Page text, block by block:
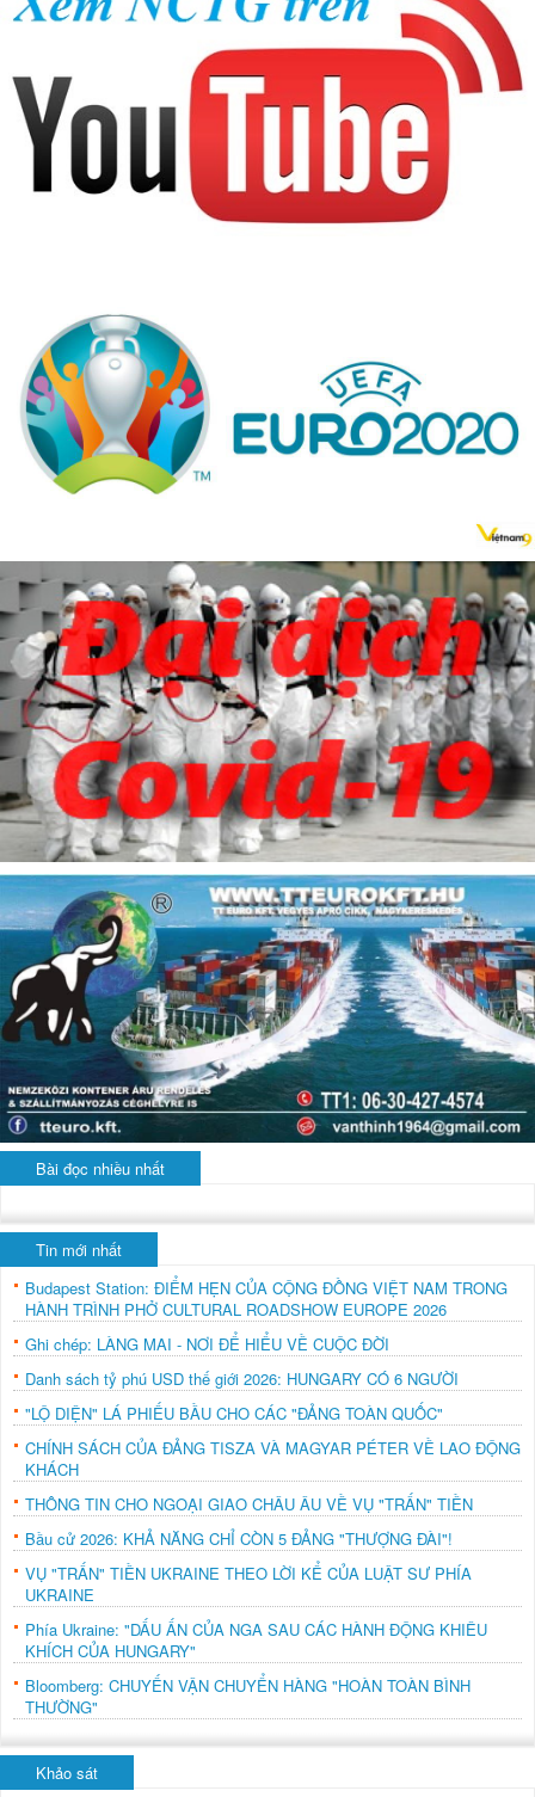
Bài đọc nhiều nhất
Tin mới nhất
Budapest Station: ĐIỂM HẸN CỦA CỘNG ĐỒNG VIỆT NAM TRONG
HÀNH TRÌNH PHỞ CULTURAL ROADSHOW EUROPE 2026
Ghi chép: LÀNG MAI - NƠI ĐỂ HIỂU VỀ CUỘC ĐỜI
Danh sách tỷ phú USD thế giới 2026: HUNGARY CÓ 6 NGƯỜI
"LỘ DIỆN" LÁ PHIẾU BẦU CHO CÁC "ĐẢNG TOÀN QUỐC"
CHÍNH SÁCH CỦA ĐẢNG TISZA VÀ MAGYAR PÉTER VỀ LAO ĐỘNG
KHÁCH
THÔNG TIN CHO NGOẠI GIAO CHÂU ÂU VỀ VỤ "TRẤN" TIỀN
Bầu cử 2026: KHẢ NĂNG CHỈ CÒN 5 ĐẢNG "THƯỢNG ĐÀI"!
VỤ "TRẤN" TIỀN UKRAINE THEO LỜI KỂ CỦA LUẬT SƯ PHÍA
UKRAINE
Phía Ukraine: "DẤU ẤN CỦA NGA SAU CÁC HÀNH ĐỘNG KHIÊU
KHÍCH CỦA HUNGARY"
Bloomberg: CHUYẾN VẬN CHUYỂN HÀNG "HOÀN TOÀN BÌNH
THƯỜNG"
Khảo sát